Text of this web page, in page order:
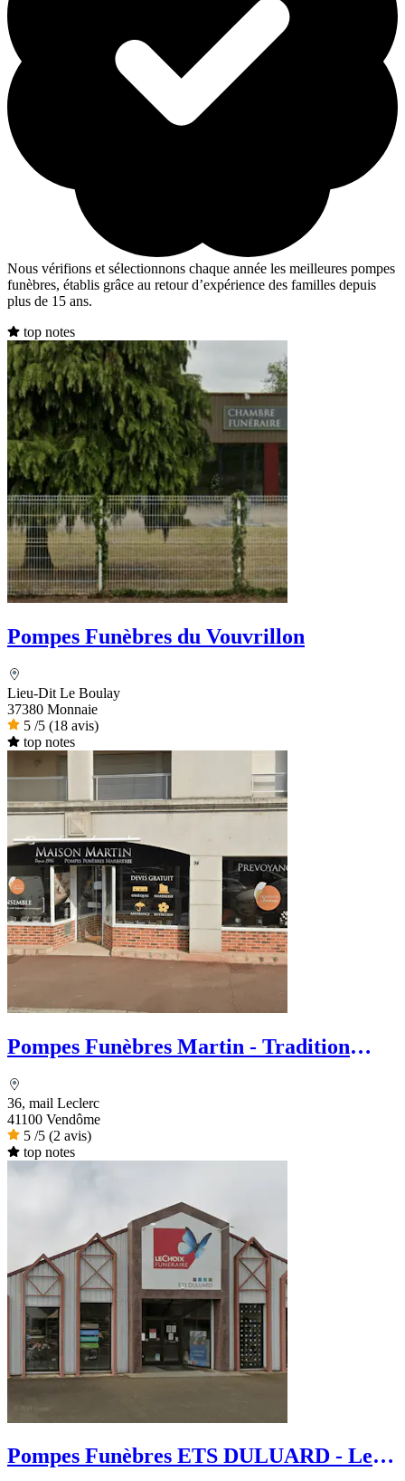
Nous vérifions et sélectionnons chaque année les meilleures pompes
funèbres, établis grâce au retour d’expérience des familles depuis
plus de 15 ans.
top notes
Pompes Funèbres du Vouvrillon
Lieu-Dit Le Boulay
37380 Monnaie
5 /5 (18 avis)
top notes
Pompes Funèbres Martin - Tradition
36, mail Leclerc
41100 Vendôme
5 /5 (2 avis)
top notes
Pompes Funèbres ETS DULUARD - Le